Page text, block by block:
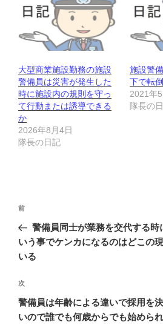
大型商業施設勤務の施設
警備員は災害が発生した
時に施設内の規則を守っ
て行動または誘導できる
か
2026年8月4日
隊長の日記
施設警
下で転
2021年
隊長の
投
ナ
ビ
ー
シ
ョ
前
の
投
稿
前
警備員同士が業務を交代する時
いう事でケンカになるのはどこの
いる
次
の
投
次
警備員は年齢による違いで採用を
いので誰でも何歳からでも始めら